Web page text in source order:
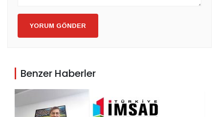
YORUM GÖNDER
Benzer Haberler